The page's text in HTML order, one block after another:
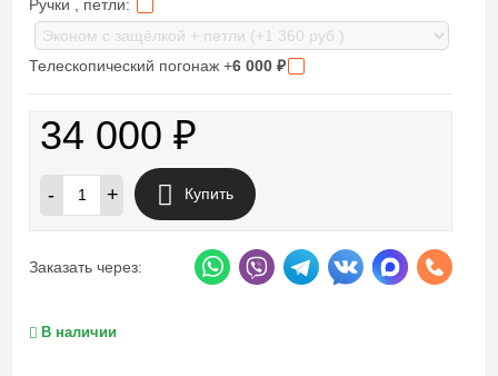
Ручки , петли:
Телескопический погонаж +6 000 ₽
34 000 ₽
- + Купить
Заказать через:
В наличии